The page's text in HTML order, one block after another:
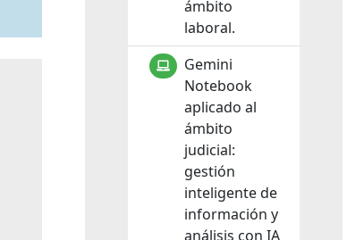
ámbito
laboral.
Gemini
Notebook
aplicado al
ámbito
judicial:
gestión
inteligente de
información y
análisis con IA